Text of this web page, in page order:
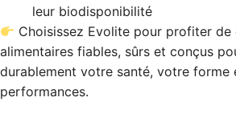
leur biodisponibilité
Choisissez Evolite pour profiter de
alimentaires fiables, sûrs et conçus
durablement votre santé, votre forme
performances.